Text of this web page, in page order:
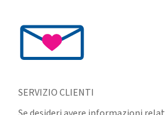
SERVIZIO CLIENTI